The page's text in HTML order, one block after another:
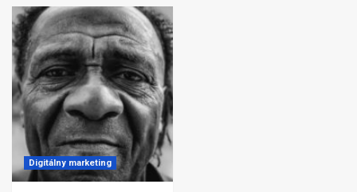
Digitálny marketing